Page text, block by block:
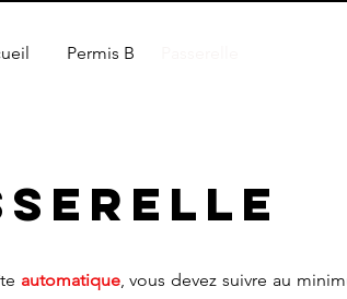
Permis B
automatique, vous devez suivre au